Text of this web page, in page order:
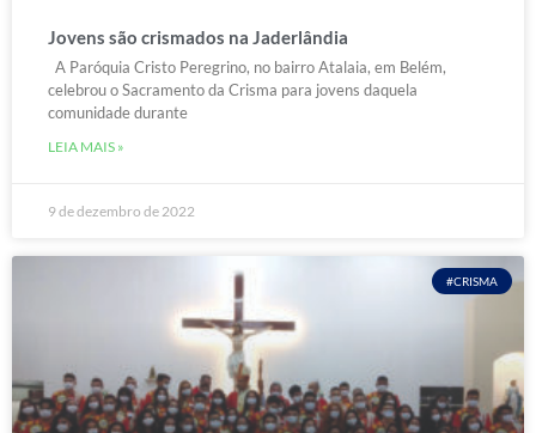
Jovens são crismados na Jaderlândia
A Paróquia Cristo Peregrino, no bairro Atalaia, em Belém,
celebrou o Sacramento da Crisma para jovens daquela
comunidade durante
LEIA MAIS »
9 de dezembro de 2022
#CRISMA